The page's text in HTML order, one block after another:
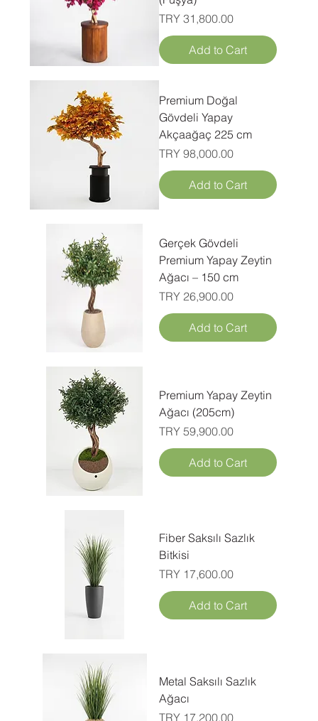
Price
TRY 31,800.00
Add to Cart
Premium Doğal
Gövdeli Yapay
Akçaağaç 225 cm
Price
TRY 98,000.00
Add to Cart
Gerçek Gövdeli
Premium Yapay Zeytin
Ağacı – 150 cm
Price
TRY 26,900.00
Add to Cart
Premium Yapay Zeytin
Ağacı (205cm)
Price
TRY 59,900.00
Add to Cart
Fiber Saksılı Sazlık
Bitkisi
Price
TRY 17,600.00
Add to Cart
Metal Saksılı Sazlık
Ağacı
Price
TRY 17,200.00